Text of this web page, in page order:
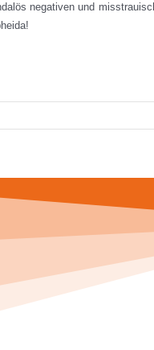
negativen und